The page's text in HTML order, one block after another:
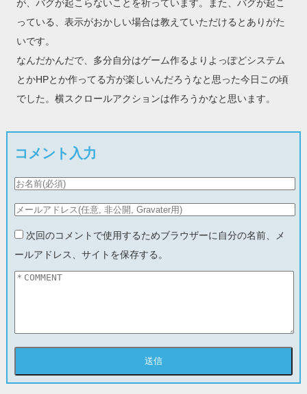
が、バグが起こらないことを祈っています。また、バグが起こ
っている、表示がおかしい場合は教えていただけるとありがた
いです。
なんだかんだで、多分自分はゲーム作るよりよっぽどシステム
とかHPとか作ってる方が楽しいんだろうなと思った今日この頃
でした。横スクロールアクションは作ろうかなと思います。
コメント入力
次回のコメントで使用するためブラウザーに自分の名前、メ
ールアドレス、サイトを保存する。